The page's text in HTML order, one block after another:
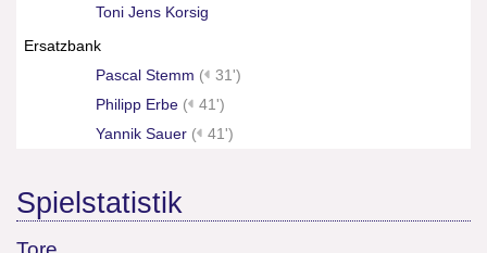
Toni Jens Korsig
Ersatzbank
Pascal Stemm (
31')
Philipp Erbe (
41')
Yannik Sauer ( 41')
Spielstatistik